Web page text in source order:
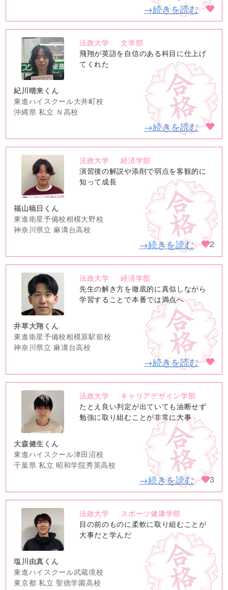
→続きを読む
no
image
法政大学
文学部
飛翔が英語を自信のある科目に仕上げ
てくれた
紀川晴来くん
東進ハイスクール大井町校
沖縄県 私立 Ｎ高校
→続きを読む
no
image
法政大学
経済学部
演習後の解説や添削で弱点を客観的に
知って成長
福山暁日くん
東進衛星予備校相模大野校
神奈川県立 麻溝台高校
→続きを読む 2
no
image
法政大学
経済学部
先生の解き方を徹底的に真似しながら
学習することで本番では満点へ
井草大翔くん
東進衛星予備校相模原駅前校
神奈川県立 麻溝台高校
→続きを読む
no
image
法政大学
キャリアデザイン学部
たとえ良い判定が出ていても油断せず
勉強に取り組むことが非常に大事
大森健生くん
東進ハイスクール津田沼校
千葉県 私立 昭和学院秀英高校
→続きを読む 3
no
image
法政大学
スポーツ健康学部
目の前のものに柔軟に取り組むことが
大事だと学んだ
塩川由真くん
東進ハイスクール武蔵境校
東京都 私立 聖徳学園高校